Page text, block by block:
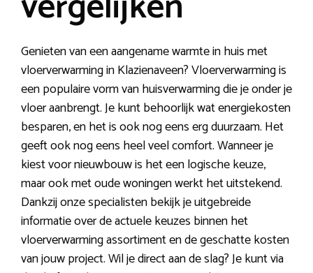
Genieten van een aangename warmte in huis met
vloerverwarming in Klazienaveen? Vloerverwarming is
een populaire vorm van huisverwarming die je onder je
vloer aanbrengt. Je kunt behoorlijk wat energiekosten
besparen, en het is ook nog eens erg duurzaam. Het
geeft ook nog eens heel veel comfort. Wanneer je
kiest voor nieuwbouw is het een logische keuze,
maar ook met oude woningen werkt het uitstekend.
Dankzij onze specialisten bekijk je uitgebreide
informatie over de actuele keuzes binnen het
vloerverwarming assortiment en de geschatte kosten
van jouw project. Wil je direct aan de slag? Je kunt via